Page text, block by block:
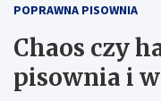
POPRAWNA PISOWNIA
Chaos czy
pisownia i